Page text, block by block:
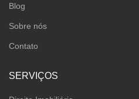
Blog
Sobre nós
Contato
SERVIÇOS